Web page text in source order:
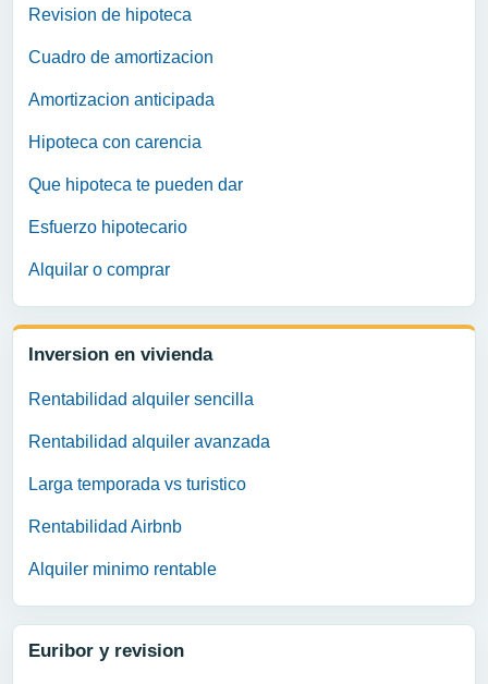
Revision de hipoteca
Cuadro de amortizacion
Amortizacion anticipada
Hipoteca con carencia
Que hipoteca te pueden dar
Esfuerzo hipotecario
Alquilar o comprar
Inversion en vivienda
Rentabilidad alquiler sencilla
Rentabilidad alquiler avanzada
Larga temporada vs turistico
Rentabilidad Airbnb
Alquiler minimo rentable
Euribor y revision